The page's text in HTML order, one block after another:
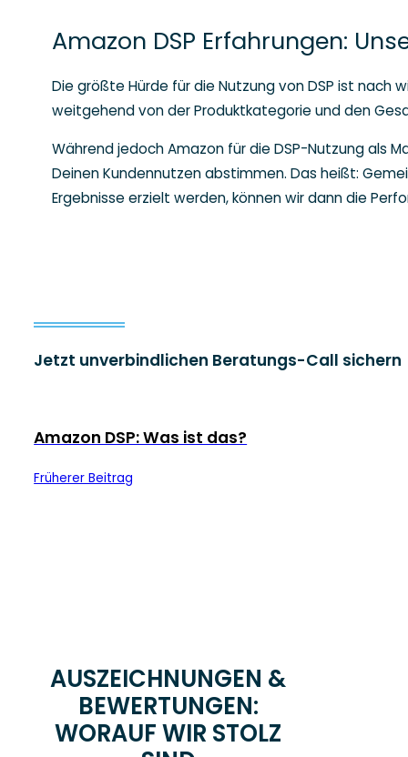
Amazon DSP Erfahrungen:
Die größte Hürde für die Nutzung von DSP ist
weitgehend von der Produktkategorie und den
Während jedoch Amazon für die DSP-Nutzung als
Deinen Kundennutzen abstimmen. Das heißt:
Ergebnisse erzielt werden, können wir dann die
Jetzt unverbindlichen Beratungs-Call sichern
Früherer Beitrag
Amazon DSP: Was ist das?
AUSZEICHNUNGEN &
BEWERTUNGEN:
WORAUF WIR STOLZ